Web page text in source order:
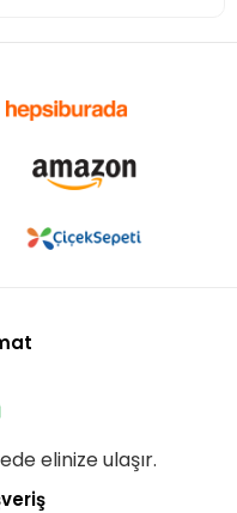
elinize ulaşır.